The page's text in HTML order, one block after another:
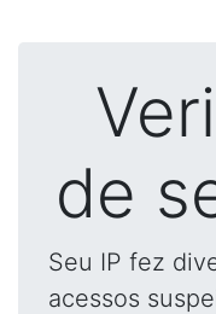
de
Seu IP fez
acessos